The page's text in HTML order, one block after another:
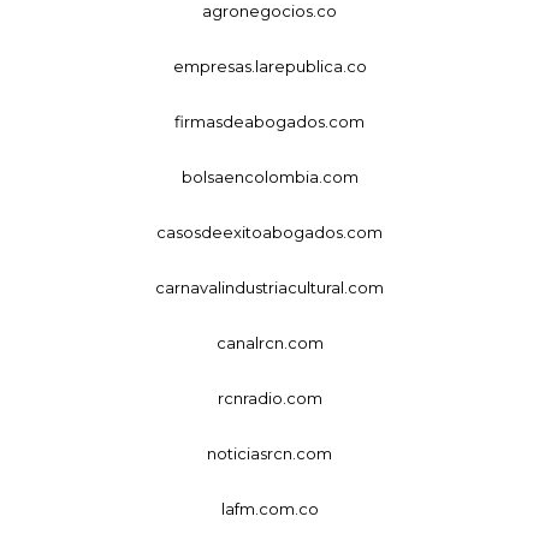
agronegocios.co
empresas.larepublica.co
firmasdeabogados.com
bolsaencolombia.com
casosdeexitoabogados.com
carnavalindustriacultural.com
canalrcn.com
rcnradio.com
noticiasrcn.com
lafm.com.co